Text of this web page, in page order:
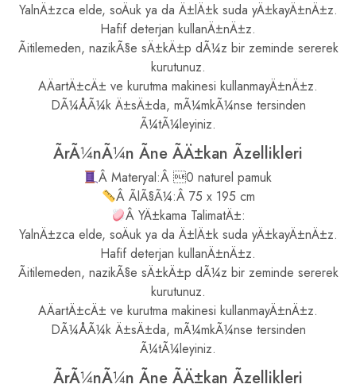
YalnÄ±zca elde, soÄuk ya da Ä±lÄ±k suda yÄ±kayÄ±nÄ±z.
Hafif deterjan kullanÄ±nÄ±z.
Ãitilemeden, nazikÃ§e sÄ±kÄ±p dÃ¼z bir zeminde sererek
kurutunuz.
AÄartÄ±cÄ± ve kurutma makinesi kullanmayÄ±nÄ±z.
DÃ¼ÅÃ¼k Ä±sÄ±da, mÃ¼mkÃ¼nse tersinden
Ã¼tÃ¼leyiniz.
ÃrÃ¼nÃ¼n Ãne ÃÄ±kan Ãzellikleri
Â Materyal:Â 0 naturel pamuk
Â ÃlÃ§Ã¼:Â 75 x 195 cm
Â YÄ±kama TalimatÄ±:
YalnÄ±zca elde, soÄuk ya da Ä±lÄ±k suda yÄ±kayÄ±nÄ±z.
Hafif deterjan kullanÄ±nÄ±z.
Ãitilemeden, nazikÃ§e sÄ±kÄ±p dÃ¼z bir zeminde sererek
kurutunuz.
AÄartÄ±cÄ± ve kurutma makinesi kullanmayÄ±nÄ±z.
DÃ¼ÅÃ¼k Ä±sÄ±da, mÃ¼mkÃ¼nse tersinden
Ã¼tÃ¼leyiniz.
ÃrÃ¼nÃ¼n Ãne ÃÄ±kan Ãzellikleri